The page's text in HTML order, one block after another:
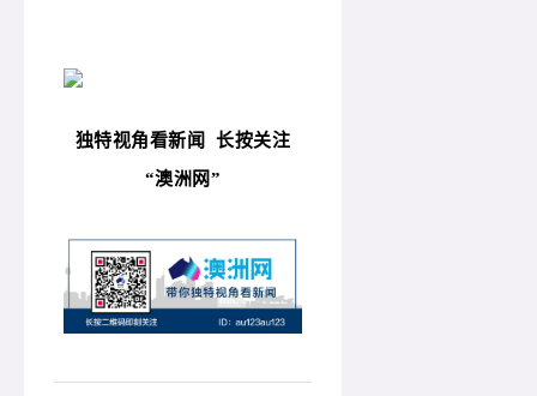
独特视角看新闻长按关注
“澳洲网”